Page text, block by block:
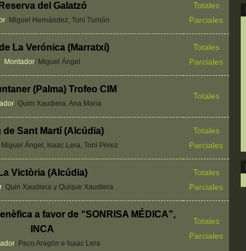
Reserva del Galatzó
: Miguel Hernández, Toni Turrión
Totales
Parciales
La Verónica (Marratxí)
Montador: Miguel Ángel
Totales
Parciales
(Palma) Trofeo CIM
: Quim Xaudiera, Ana Maria
Totales
de Sant Martí (Alcúdia)
Miguel Ángel, Isaac Lera, Toni Pérez
Totales
Parciales
La Victòria (Alcúdia)
: Quin Xaudiera y Quique Xaudiera
Totales
Parciales
a favor de “SONRISA MÉDICA”,
INCA
: Paco Aragón e Isaac Lera
Totales
Parciales